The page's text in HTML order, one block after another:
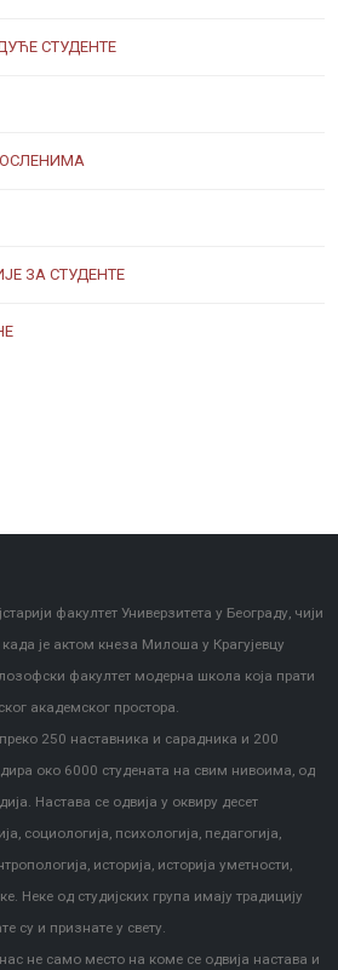
СТУДЕНТЕ
ЗА СТУДЕНТЕ
факултет Универзитета у Београду, чији
је актом кнеза Милоша у Крагујевцу
факултет модерна школа која прати
академског простора.
250 наставника и сарадника и 200
око 6000 студената на свим нивоима, од
Настава се одвија у оквиру десет
социологија, психологија, педагогија,
историја, историја уметности,
Неке од студијских група имају традицију
су и признате у свету.
не само место на коме се одвија настава и